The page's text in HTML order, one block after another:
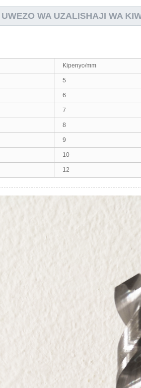
UWEZO WA UZALISHAJI WA
Kipenyo/mm
5
6
7
8
9
10
12